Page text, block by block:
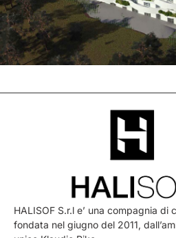
HALISOF S.r.l e’ una compagnia di
fondata nel giugno del 2011,